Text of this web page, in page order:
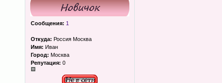
Сообщения: 1
Откуда: Россия Москва
Имя: Иван
Город: Москва
Репутация: 0